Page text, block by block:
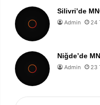
Silivri’de
Admin 24
Niğde’de
Admin 23